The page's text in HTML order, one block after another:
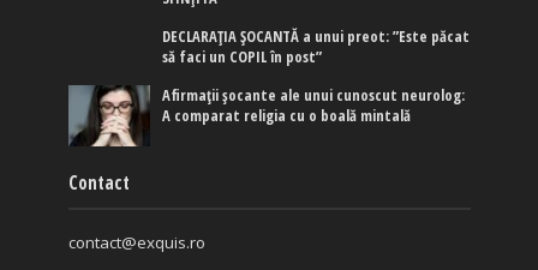
DECLARAȚIA ȘOCANTĂ a unui preot: ”Este păcat
să faci un COPIL în post”
Afirmaţii şocante ale unui cunoscut neurolog:
A comparat religia cu o boală mintală
Contact
contact@exquis.ro